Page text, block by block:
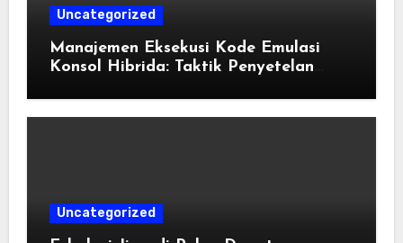
Uncategorized
Manajemen Eksekusi Kode Emulasi
Konsol Hibrida: Taktik Penyetelan
Uncategorized